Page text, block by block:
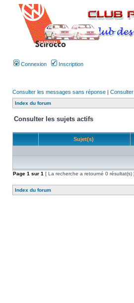
Connexion Inscription
Consulter les messages sans réponse |
Index du forum
Consulter les sujets actifs
Sujet(s)
Page 1 sur 1 [ La recherche a retourné 0 résultat(s) ]
Index du forum